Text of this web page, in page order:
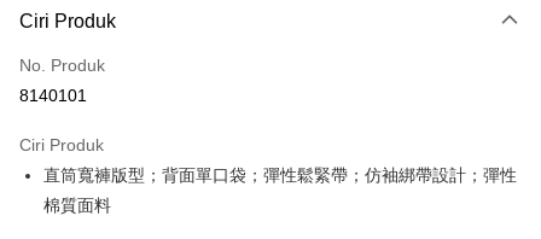
Kad Kredit (Bayaran Penuh)
Pengambilan di Kedai Serbaneka
Apple Pay
JKOPAY
Ciri Produk
No. Produk
8140101
Ciri Produk
直筒寬褲版型；背面單口袋；彈性鬆緊帶；仿袖綁帶設計；彈性
棉質面料